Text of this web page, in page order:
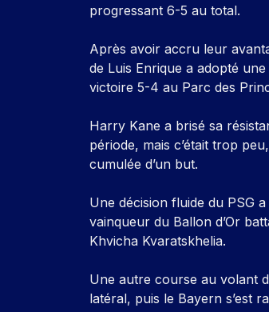
progressant 6-5 au total.
Après avoir accru leur
de Luis Enrique a adopté
victoire 5-4 au Parc des
Harry Kane a brisé sa
période, mais c’était trop
cumulée d’un but.
Une décision fluide du PSG
vainqueur du Ballon d’Or
Khvicha Kvaratskhelia.
Une autre course au volant
latéral, puis le Bayern s’est